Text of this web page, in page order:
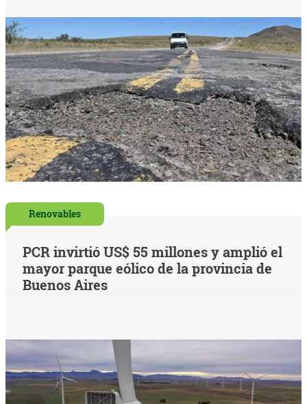
Renovables
PCR invirtió US$ 55 millones y amplió el
mayor parque eólico de la provincia de
Buenos Aires